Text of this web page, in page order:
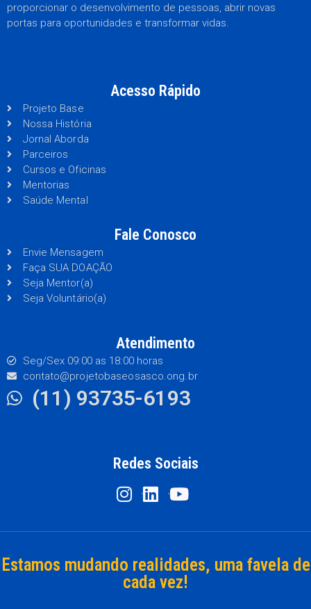
proporcionar o desenvolvimento de pessoas, abrir novas
portas para oportunidades e transformar vidas.
Acesso Rápido
Projeto Base
Nossa História
Jornal Aborda
Parceiros
Cursos e Oficinas
Mentorias
Saúde Mental
Fale Conosco
Envie Mensagem
Faça SUA DOAÇÃO
Seja Mentor(a)
Seja Voluntário(a)
Atendimento
Seg/Sex 09:00 as 18:00 horas
contato@projetobaseosasco.ong.br
(11) 93735-6193
Redes Sociais
Estamos mudando realidades, uma favela de
cada vez!